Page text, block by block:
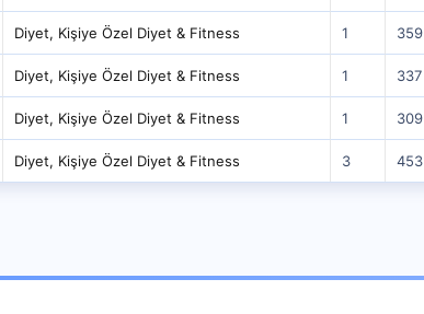
Diyet, Kişiye Özel Diyet & Fitness 1 359
Diyet, Kişiye Özel Diyet & Fitness 1 337
Diyet, Kişiye Özel Diyet & Fitness 1 309
Diyet, Kişiye Özel Diyet & Fitness 3 453